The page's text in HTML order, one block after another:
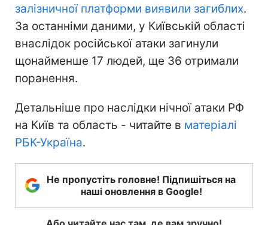
залізничної платформи виявили загиблих.
За останніми даними, у Київській області
внаслідок російської атаки загинули
щонайменше 17 людей, ще 36 отримали
поранення.
Детальніше про наслідки нічної атаки РФ
на Київ та область - читайте в матеріалі
РБК-Україна.
Не пропустіть головне! Підпишіться на
наші оновлення в Google!